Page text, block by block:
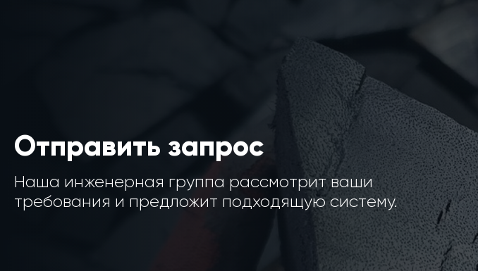
Отправить запрос
Наша инженерная группа рассмотрит ваши
требования и предложит подходящую систему.